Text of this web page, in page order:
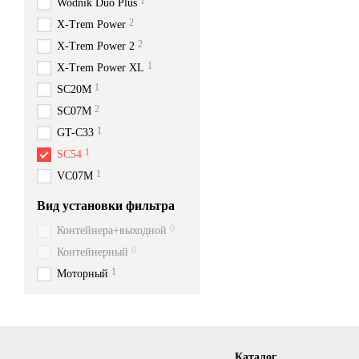
Wodnik Duo Plus
X-Trem Power 2
X-Trem Power 2 2
X-Trem Power XL 1
SC20M 1
SC07M 2
GT-C33 1
SC54 1
VC07M 1
Вид установки фильтра
Контейнера+выходной 0
Контейнерный 0
Моторный 1